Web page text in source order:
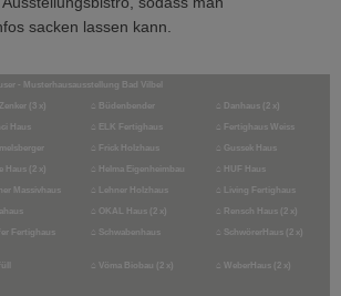
sacken lassen kann.
- Musterhausausstellung Bad Vilbel
(3 x) ⌂ Büdenbender ⌂ Danhaus (2 x)
Haus ⌂ ELK Fertighaus ⌂ Fertighaus Weiss
⌂ Frick Holzhaus ⌂ Gussek Haus
Haus (2 x) ⌂ Helma Eigenheimbau ⌂ HUF Haus
Massivhaus ⌂ Lehner Holzhaus ⌂ Living Fertighaus
⌂ OKAL Haus (2 x) ⌂ Rensch Haus (2 x)
Fertighaus ⌂ Schwabenhaus ⌂ SchwörerHaus (2 x)
⌂ Vöma Biobau (2 x) ⌂ WeberHaus (2 x)